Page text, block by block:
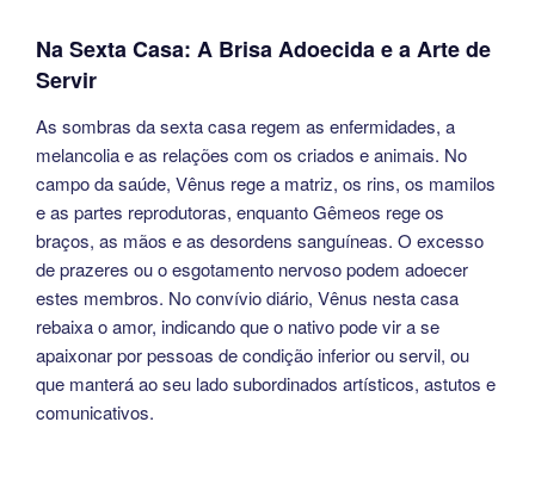
Na Sexta Casa: A Brisa Adoecida e a Arte de
Servir
As sombras da sexta casa regem as enfermidades, a
melancolia e as relações com os criados e animais. No
campo da saúde, Vênus rege a matriz, os rins, os mamilos
e as partes reprodutoras, enquanto Gêmeos rege os
braços, as mãos e as desordens sanguíneas. O excesso
de prazeres ou o esgotamento nervoso podem adoecer
estes membros. No convívio diário, Vênus nesta casa
rebaixa o amor, indicando que o nativo pode vir a se
apaixonar por pessoas de condição inferior ou servil, ou
que manterá ao seu lado subordinados artísticos, astutos e
comunicativos.